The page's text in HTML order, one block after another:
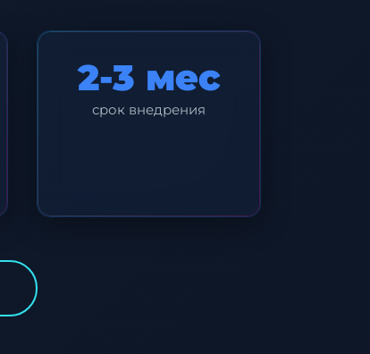
2-3 мес
срок внедрения